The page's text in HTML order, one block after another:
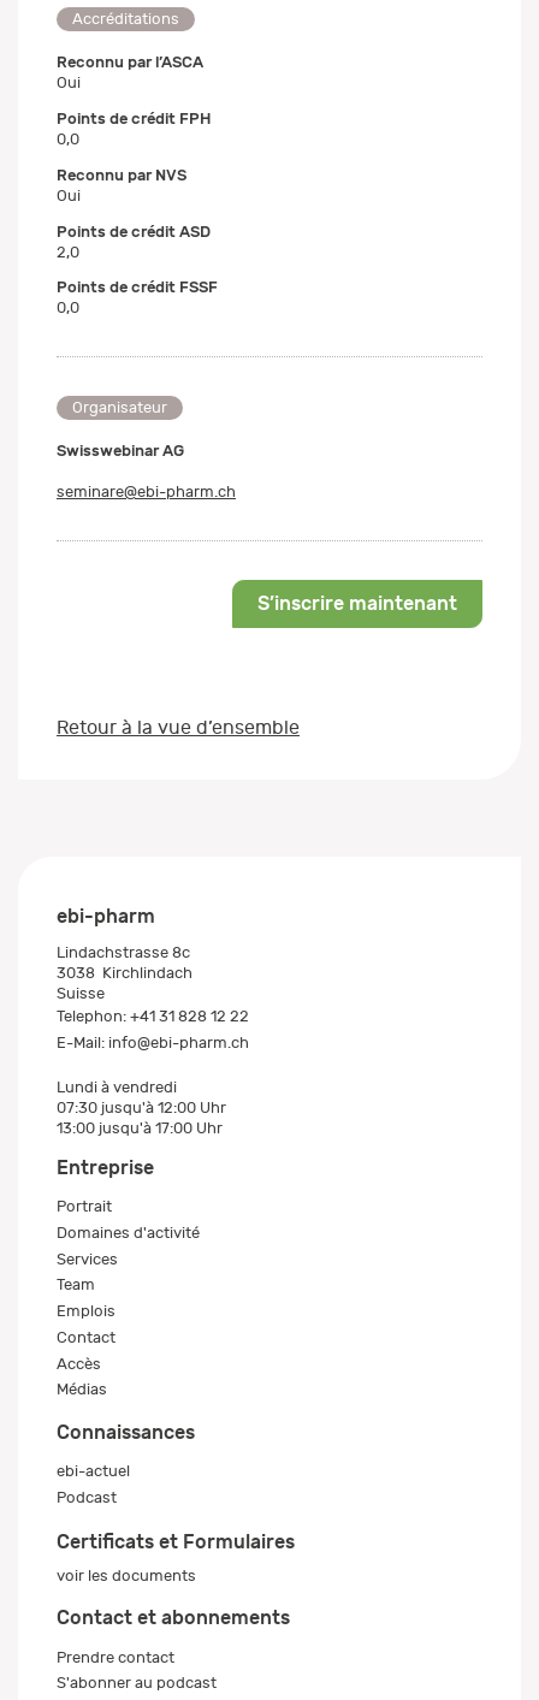
Accréditations
Reconnu par l’ASCA
Oui
Points de crédit FPH
0,0
Reconnu par NVS
Oui
Points de crédit ASD
2,0
Points de crédit FSSF
0,0
Organisateur
Swisswebinar AG
seminare@ebi-pharm.ch
S’inscrire maintenant
Retour à la vue d’ensemble
ebi-pharm
Lindachstrasse 8c
3038 Kirchlindach
Suisse
Telephon: +41 31 828 12 22
E-Mail: info@ebi-pharm.ch
Lundi à vendredi
07:30 jusqu'à 12:00 Uhr
13:00 jusqu'à 17:00 Uhr
Entreprise
Portrait
Domaines d'activité
Services
Team
Emplois
Contact
Accès
Médias
Connaissances
ebi-actuel
Podcast
Certificats et Formulaires
voir les documents
Contact et abonnements
Prendre contact
S'abonner au podcast